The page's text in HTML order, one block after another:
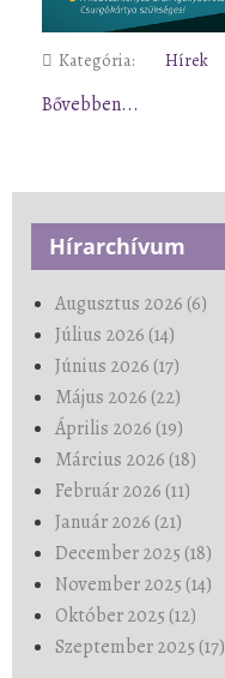
Kategória: Hírek
Bővebben...
Hírarchívum
Augusztus 2026 (6)
Július 2026 (14)
Június 2026 (17)
Május 2026 (22)
Április 2026 (19)
Március 2026 (18)
Február 2026 (11)
Január 2026 (21)
December 2025 (18)
November 2025 (14)
Október 2025 (12)
Szeptember 2025 (17)